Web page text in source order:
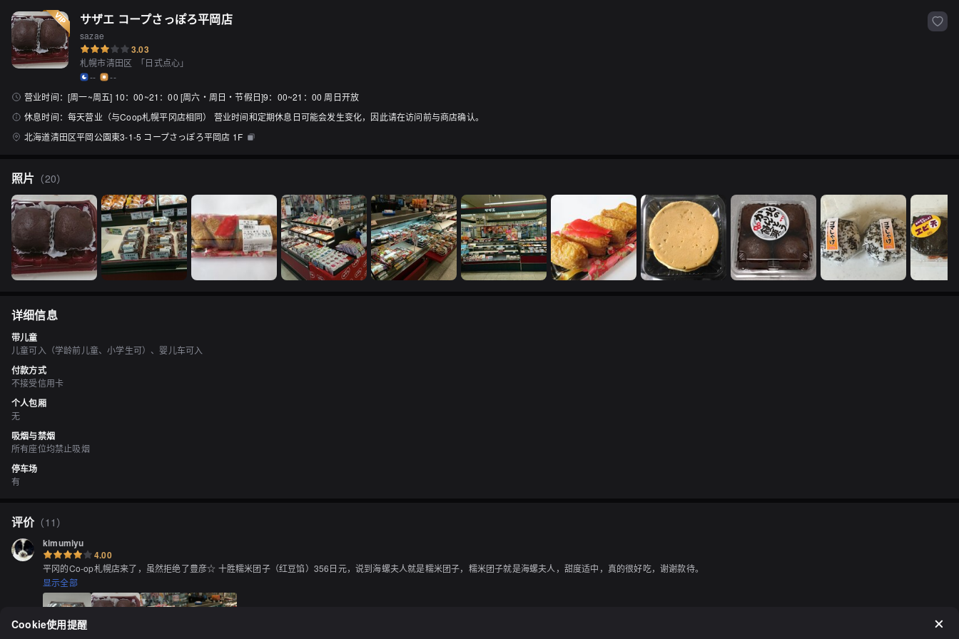
サザエ コープさっぽろ平岡店
sazae
3.03
札幌市清田区 「日式点心」
--
--
营业时间： [周一~周五] 10：00~21：00 [周六・周日・节假日]9：00~21：00 周日开放
休息时间： 每天营业（与Coop札幌平冈店相同） 营业时间和定期休息日可能会发生变化，因此请在访问前与商店确认。
北海道清田区平岡公園東3-1-5 コープさっぽろ平岡店 1F
照片 （20）
详细信息
带儿童
儿童可入（学龄前儿童、小学生可）、婴儿车可入
付款方式
不接受信用卡
个人包厢
无
吸烟与禁烟
所有座位均禁止吸烟
停车场
有
评价（11 ）
kimumiyu
4.00
平冈的Co-op札幌店来了，虽然拒绝了豊彦☆ 十胜糯米团子（红豆馅）356日元，说到海螺夫人就是糯米团子，糯米团子就是海螺夫人，甜度适中，真的很好吃，谢谢款待。
显示全部
Cookie使用提醒